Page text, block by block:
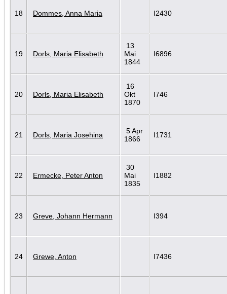
18 Dommes, Anna Maria I2430
19 Dorls, Maria Elisabeth
13
Mai
1844
I6896
20 Dorls, Maria Elisabeth
16
Okt
1870
I746
21 Dorls, Maria Josehina
5 Apr
1866
I1731
22 Ermecke, Peter Anton
30
Mai
1835
I1882
23 Greve, Johann Hermann I394
24 Grewe, Anton I7436